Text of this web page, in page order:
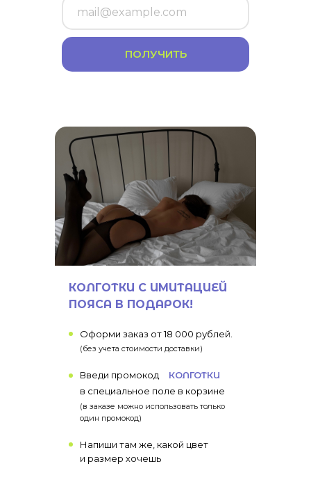
ПОЛУЧИТЬ
Оформи заказ от 18 000 рублей.
(без учета стоимости доставки)
(в заказе можно использовать только
один промокод)
КОЛГОТКИ С ИМИТАЦИЕЙ
ПОЯСА В ПОДАРОК!
в специальное поле в корзине
Введи промокод
Напиши там же, какой цвет
и размер хочешь
КОЛГОТКИ